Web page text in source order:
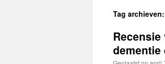
Tag archieven:
Recensie
dementie